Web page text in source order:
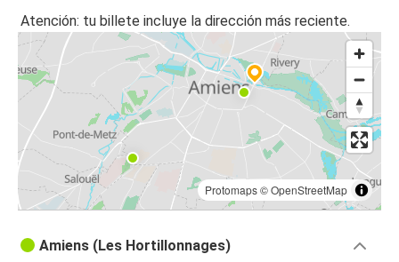
Atención: tu billete incluye la dirección más reciente.
Protomaps©OpenStreetMap
Amiens (Les Hortillonnages)